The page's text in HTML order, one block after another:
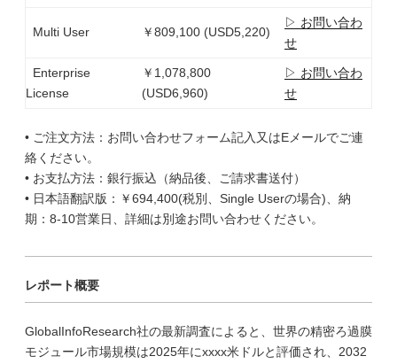
Multi User ￥809,100 (USD5,220)
▷ お問い合わ
せ
Enterprise
License
￥1,078,800
(USD6,960)
▷ お問い合わ
せ
• ご注文方法：お問い合わせフォーム記入又はEメールでご連
絡ください。
• お支払方法：銀行振込（納品後、ご請求書送付）
• 日本語翻訳版：￥694,400(税別、Single Userの場合)、納
期：8-10営業日、詳細は別途お問い合わせください。
レポート概要
GlobalInfoResearch社の最新調査によると、世界の精密ろ過膜
モジュール市場規模は2025年にxxxx米ドルと評価され、2032